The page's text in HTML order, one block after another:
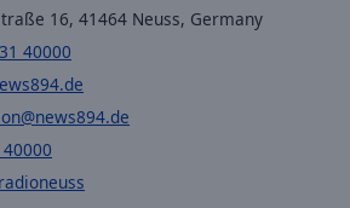
16, 41464 Neuss, Germany
40000